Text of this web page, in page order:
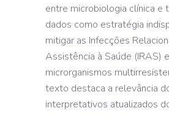
entre microbiologia clínica e
dados como estratégia
mitigar as Infecções
Assistência à Saúde (IRAS)
microrganismos
texto destaca a relevância
interpretativos atualizados